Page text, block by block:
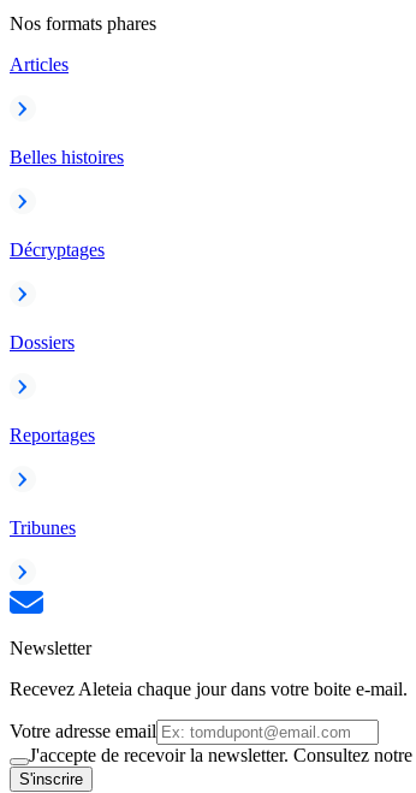
Nos formats phares
Articles
Belles histoires
Décryptages
Dossiers
Reportages
Tribunes
Newsletter
Recevez Aleteia chaque jour dans votre boite e-mail.
Votre adresse email
J'accepte de recevoir la newsletter. Consultez notre
S'inscrire